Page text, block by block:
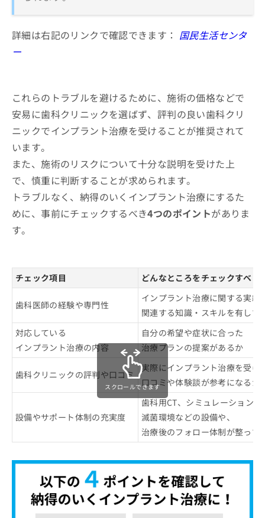
詳細は右記のリンクで確認できます： 国民生活センタ
ー
これらのトラブルを避けるために、施術の価格などで
安易に歯科クリニックを選ばず、評判の良い歯科クリ
ニックでインプラント治療を受けることが推奨されて
います。
また、施術のリスクについて十分な説明を受けた上
で、慎重に判断することが求められます。
トラブルなく、納得のいくインプラント治療にするた
めに、事前にチェックするべき4つのポイントがありま
す。
チェック項目 どんなところをチェックすべき
歯科医師の経験や専門性
インプラント治療に関する実績
関連する知識・スキルを有して
対応している
インプラント治療の内容
自分の希望や症状に合った
治療プランの提案があるか
歯科クリニックの評判や口コミ
実際にインプラント治療を受け
口コミや体験談が参考になるか
設備やサポート体制の充実度
歯科用CT、シミュレーション
滅菌環境などの設備や、
治療後のフォロー体制が整って
スクロールできます